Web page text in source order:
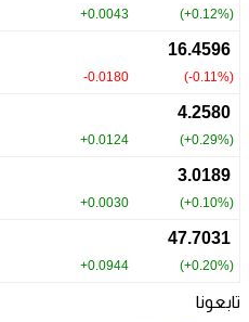
تابعونا